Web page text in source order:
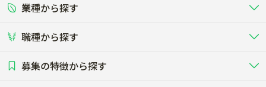
関東
東海
正社員 バイト・アルバイト・パート
短期アルバイト
その他（独立・副業など）
業種から探す
畜産（酪農･肉牛･養豚･養鶏など）
酪農
職種から探す
農場･牧場･現場職
専門職（獣医師･人工授精師･
募集の特徴から探す